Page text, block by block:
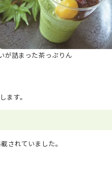
が詰まった茶っぷりん
ます。
されていました。